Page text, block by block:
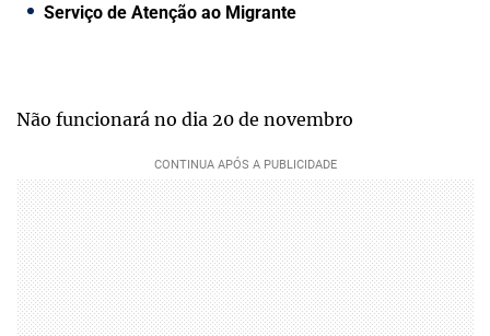
Serviço de Atenção ao Migrante
Não funcionará no dia 20 de novembro